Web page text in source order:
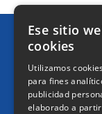
Ese sitio
cookies
Utilizamos
para fines
publicidad
elaborado a